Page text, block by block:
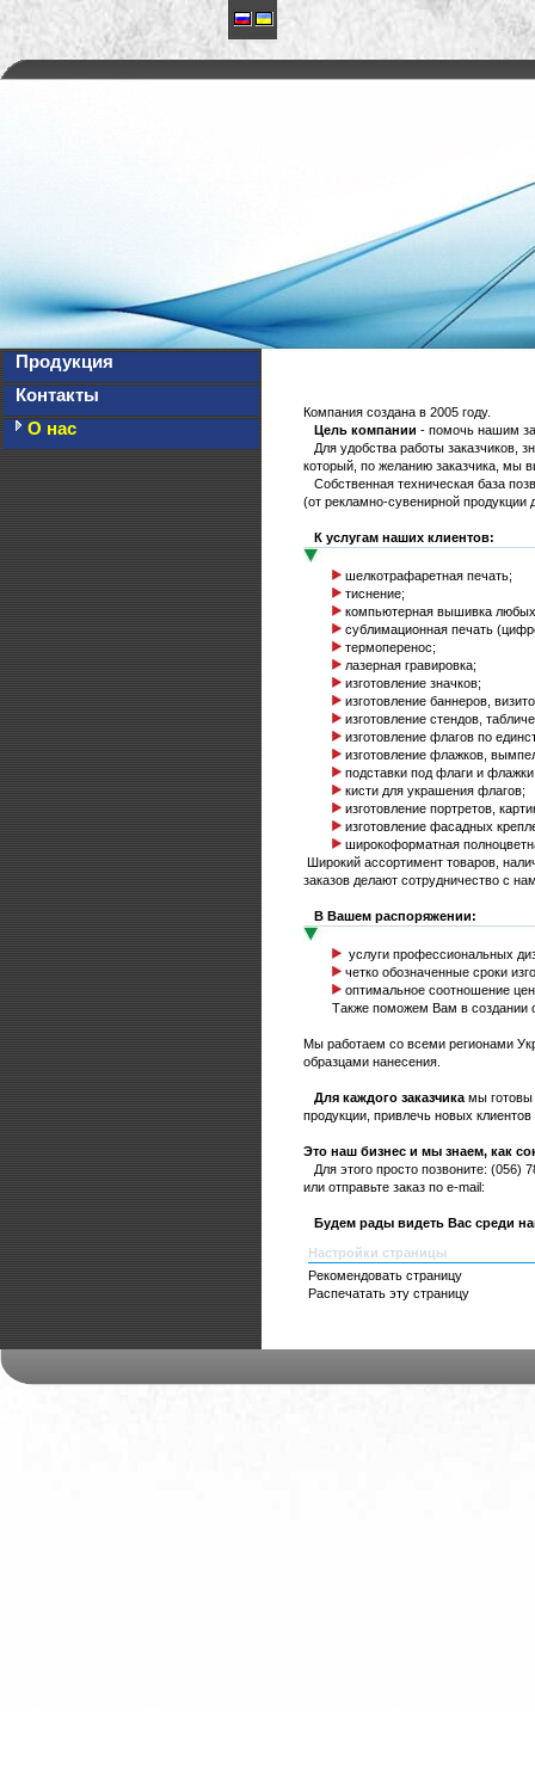
Продукция
Контакты
О нас
Компания создана в 2005 году.
Цель компании - помочь нашим
Для удобства работы заказчиков,
который, по желанию заказчика, мы
Собственная техническая база
(от рекламно-сувенирной продукции
К услугам наших клиентов:
шелкотрафаретная печать;
тиснение;
компьютерная вышивка
сублимационная печать
термоперенос;
лазерная гравировка;
изготовление значков;
изготовление баннеров,
изготовление стендов,
изготовление флагов по
изготовление флажков,
подставки под флаги и
кисти для украшения флагов;
изготовление портретов,
изготовление фасадных
широкоформатная
Широкий ассортимент товаров,
заказов делают сотрудничество с
В Вашем распоряжении:
услуги профессиональных
четко обозначенные сроки
оптимальное соотношение
Также поможем Вам в создании
Мы работаем со всеми регионами
образцами нанесения.
Для каждого заказчика мы готовы
продукции, привлечь новых
Это наш бизнес и мы знаем, как
Для этого просто позвоните: (056)
или отправьте заказ по e-mail:
Будем рады видеть Вас среди
Настройки страницы
Рекомендовать страницу
Распечатать эту страницу